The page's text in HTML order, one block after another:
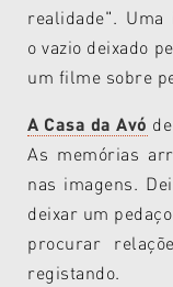
realidade". Uma
o vazio deixado
um filme sobre
A Casa da Avó
As memórias
nas imagens.
deixar um
procurar
registando.